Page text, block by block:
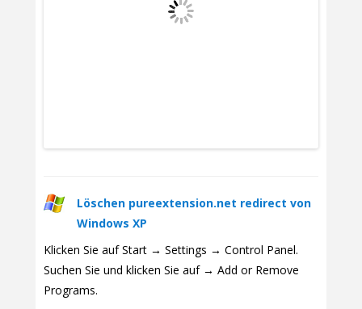
Löschen pureextension.net redirect von
Windows XP
Klicken Sie auf Start → Settings → Control Panel.
Suchen Sie und klicken Sie auf → Add or Remove
Programs.